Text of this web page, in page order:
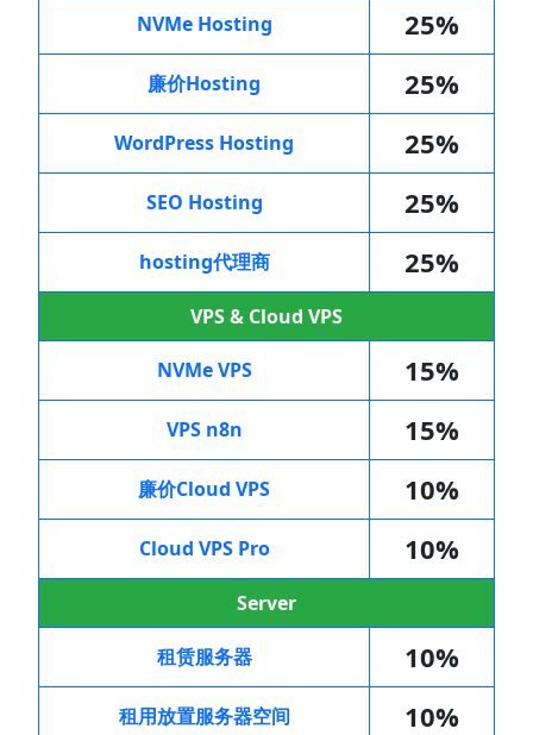
NVMe Hosting 25%
廉价Hosting 25%
WordPress Hosting 25%
SEO Hosting 25%
hosting代理商 25%
VPS & Cloud VPS
NVMe VPS 15%
VPS n8n 15%
廉价Cloud VPS 10%
Cloud VPS Pro 10%
Server
租赁服务器 10%
租用放置服务器空间 10%